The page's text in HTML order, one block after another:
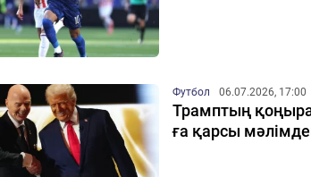
Футбол 06.07.2026, 17:00
Трамптың
ға қарсы